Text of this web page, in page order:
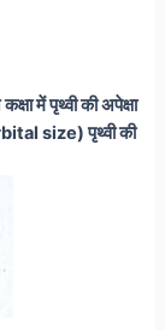
में पृथ्वी की अपेक्षा
size) पृथ्वी की